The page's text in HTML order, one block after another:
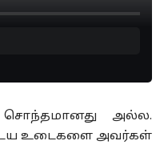
அல்ல.
உடைகளை அவர்கள்